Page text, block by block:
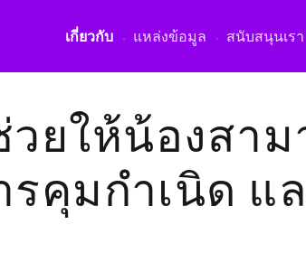
เกี่ยวกับ แหล่งข้อมูล สนับสนุนเรา
ยให้น้องสาม
คุมกำเนิด แ